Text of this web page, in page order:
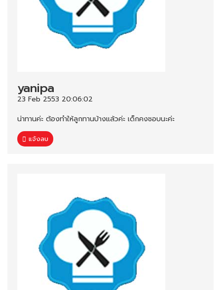
yanipa
23 Feb 2553 20:06:02
น่าทานค่ะ ต้องทำให้ลูกทานบ้างแล้วค่ะ เด็กคงชอบนะค่ะ
แจ้งลบ